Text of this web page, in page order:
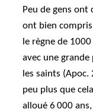
Peu de gens ont
ont bien
le règne de
avec une
les saints
peu plus que
alloué 6 000